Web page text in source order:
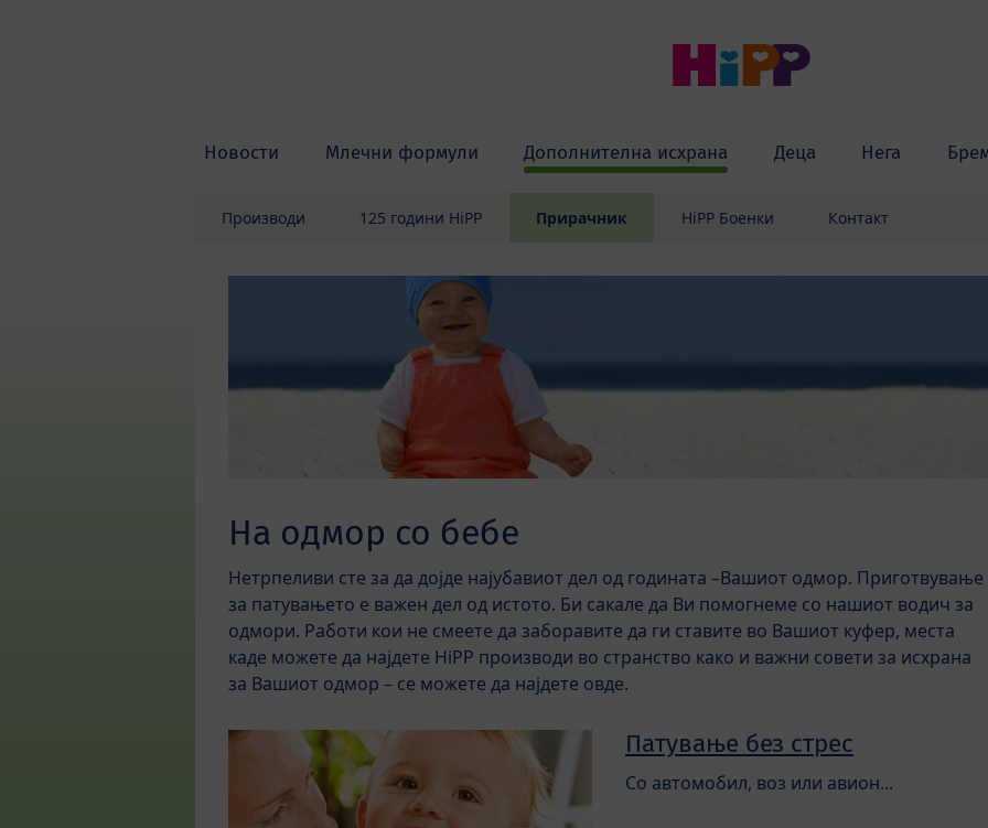
Новости Млечни формули Дополнителна исхрана Деца Нега
Производи 125 години HiPP Прирачник HiPP Боенки Контакт
На одмор со бебе
Нетрпеливи сте за да дојде најубавиот дел од годината –Вашиот одмор. Приготвување
за патувањето е важен дел од истото. Би сакале да Ви помогнеме со нашиот водич за
одмори. Работи кои не смеете да заборавите да ги ставите во Вашиот куфер, места
каде можете да најдете HiPP производи во странство како и важни совети за исхрана
за Вашиот одмор – се можете да најдете овде.
Патување без стрес
Со автомобил, воз или авион...